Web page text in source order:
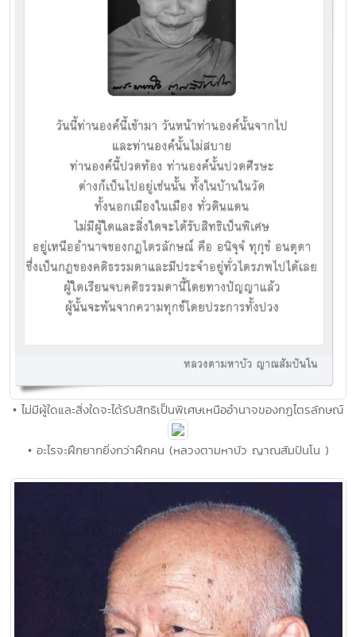
• ไม่มีผู้ใดและสิ่งใดจะได้รับสิทธิเป็นพิเศษเหนืออำนาจของกฏไตรลักษณ์
• อะไรจะฝึกยากยิ่งกว่าฝึกคน (หลวงตามหาบัว ญาณสัมปันโน )